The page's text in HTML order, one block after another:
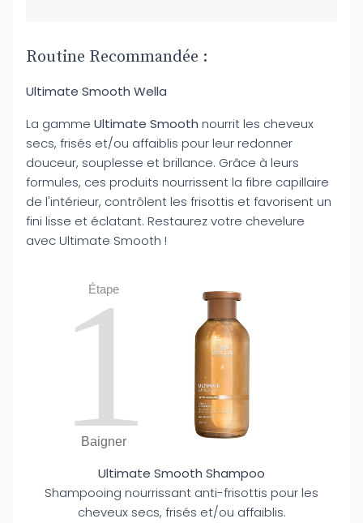
Routine Recommandée :
Ultimate Smooth Wella
La gamme Ultimate Smooth nourrit les cheveux
secs, frisés et/ou affaiblis pour leur redonner
douceur, souplesse et brillance. Grâce à leurs
formules, ces produits nourrissent la fibre capillaire
de l'intérieur, contrôlent les frisottis et favorisent un
fini lisse et éclatant. Restaurez votre chevelure
avec Ultimate Smooth !
Étape
1
Baigner
Ultimate Smooth Shampoo
Shampooing nourrissant anti-frisottis pour les
cheveux secs, frisés et/ou affaiblis.